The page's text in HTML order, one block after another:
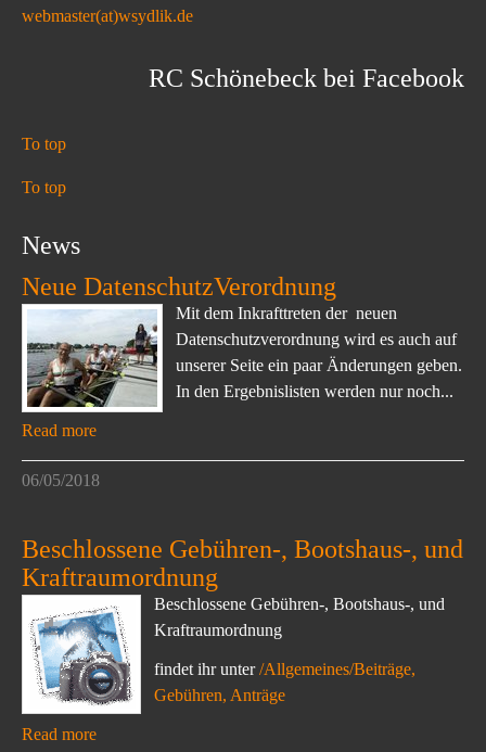
webmaster(at)wsydlik.de
RC Schönebeck bei Facebook
To top
To top
News
Neue DatenschutzVerordnung
Mit dem Inkrafttreten der neuen
Datenschutzverordnung wird es auch auf
unserer Seite ein paar Änderungen geben.
In den Ergebnislisten werden nur noch...
Read more
06/05/2018
Beschlossene Gebühren-, Bootshaus-, und
Kraftraumordnung
Beschlossene Gebühren-, Bootshaus-, und
Kraftraumordnung
findet ihr unter/Allgemeines/Beiträge,
Gebühren, Anträge
Read more